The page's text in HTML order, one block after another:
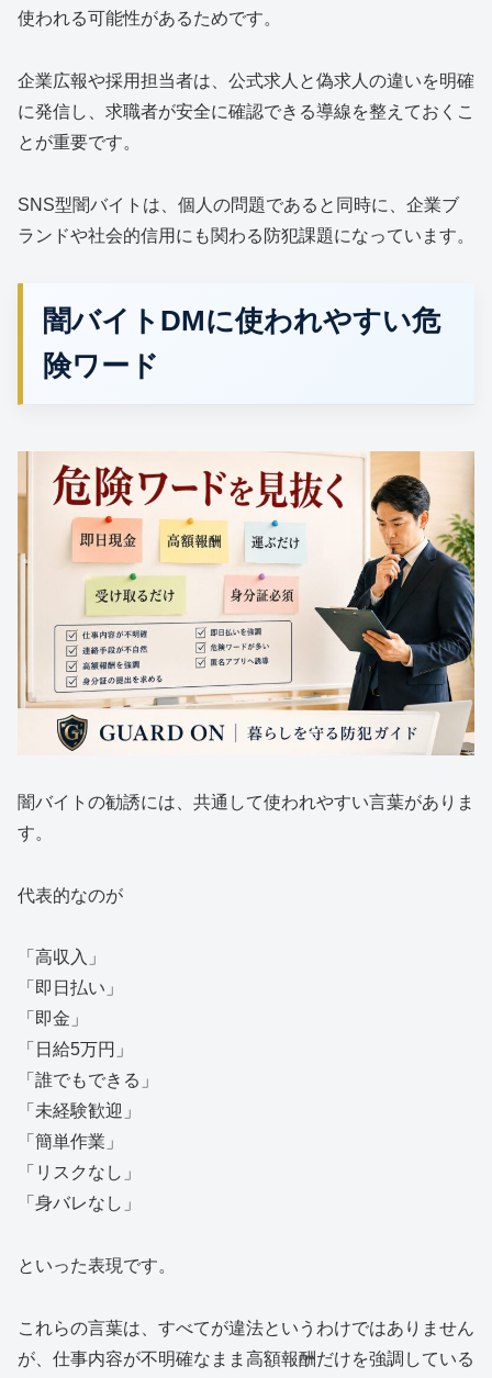
使われる可能性があるためです。
企業広報や採用担当者は、公式求人と偽求人の違いを明確
に発信し、求職者が安全に確認できる導線を整えておくこ
とが重要です。
SNS型闇バイトは、個人の問題であると同時に、企業ブ
ランドや社会的信用にも関わる防犯課題になっています。
闇バイトDMに使われやすい危
険ワード
闇バイトの勧誘には、共通して使われやすい言葉がありま
す。
代表的なのが
「高収入」
「即日払い」
「即金」
「日給5万円」
「誰でもできる」
「未経験歓迎」
「簡単作業」
「リスクなし」
「身バレなし」
といった表現です。
これらの言葉は、すべてが違法というわけではありません
が、仕事内容が不明確なまま高額報酬だけを強調している